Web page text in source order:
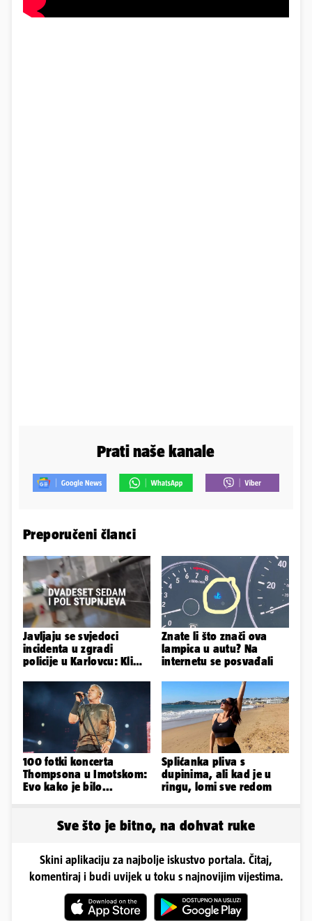
Prati naše kanale
Preporučeni članci
Javljaju se svjedoci
incidenta u zgradi
policije u Karlovcu: Klima
izađemo
Znate li što znači ova
lampica u autu? Na
internetu se posvađali
100 fotki koncerta
Thompsona u Imotskom:
Evo kako je bilo...
Splićanka pliva s
dupinima, ali kad je u
ringu, lomi sve redom
Sve što je bitno, na dohvat ruke
Skini aplikaciju za najbolje iskustvo portala. Čitaj,
komentiraj i budi uvijek u toku s najnovijim vijestima.